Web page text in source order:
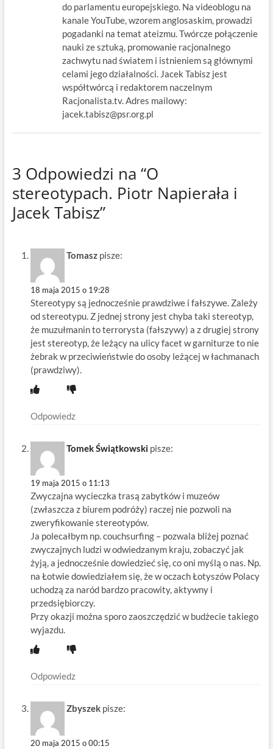
do parlamentu europejskiego. Na videoblogu na
kanale YouTube, wzorem anglosaskim, prowadzi
pogadanki na temat ateizmu. Twórcze połączenie
nauki ze sztuką, promowanie racjonalnego
zachwytu nad światem i istnieniem są głównymi
celami jego działalności. Jacek Tabisz jest
współtwórcą i redaktorem naczelnym
Racjonalista.tv. Adres mailowy:
jacek.tabisz@psr.org.pl
3 Odpowiedzi na “O
stereotypach. Piotr Napierała i
Jacek Tabisz”
Tomasz pisze:
18 maja 2015 o 19:28
Stereotypy są jednocześnie prawdziwe i fałszywe. Zależy
od stereotypu. Z jednej strony jest chyba taki stereotyp,
że muzułmanin to terrorysta (fałszywy) a z drugiej strony
jest stereotyp, że leżący na ulicy facet w garniturze to nie
żebrak w przeciwieństwie do osoby leżącej w łachmanach
(prawdziwy).
Odpowiedz
Tomek Świątkowski pisze:
19 maja 2015 o 11:13
Zwyczajna wycieczka trasą zabytków i muzeów
(zwłaszcza z biurem podróży) raczej nie pozwoli na
zweryfikowanie stereotypów.
Ja polecałbym np. couchsurfing – pozwala bliżej poznać
zwyczajnych ludzi w odwiedzanym kraju, zobaczyć jak
żyją, a jednocześnie dowiedzieć się, co oni myślą o nas. Np.
na Łotwie dowiedziałem się, że w oczach Łotyszów Polacy
uchodzą za naród bardzo pracowity, aktywny i
przedsiębiorczy.
Przy okazji można sporo zaoszczędzić w budżecie takiego
wyjazdu.
Odpowiedz
Zbyszek pisze:
20 maja 2015 o 00:15